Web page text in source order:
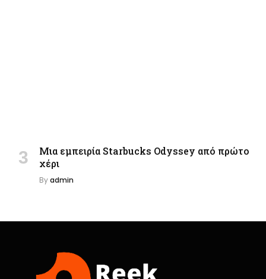
Μια εμπειρία Starbucks Odyssey από πρώτο
χέρι
Byadmin